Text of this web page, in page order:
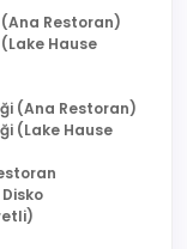
(Ana Restoran)
Hause
(Ana Restoran)
(Lake Hause